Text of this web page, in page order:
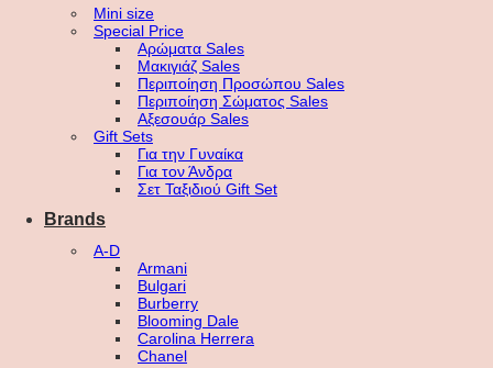
Mini size
Special Price
Αρώματα Sales
Μακιγιάζ Sales
Περιποίηση Προσώπου Sales
Περιποίηση Σώματος Sales
Αξεσουάρ Sales
Gift Sets
Για την Γυναίκα
Για τον Άνδρα
Σετ Ταξιδιού Gift Set
Brands
A-D
Armani
Bulgari
Burberry
Blooming Dale
Carolina Herrera
Chanel